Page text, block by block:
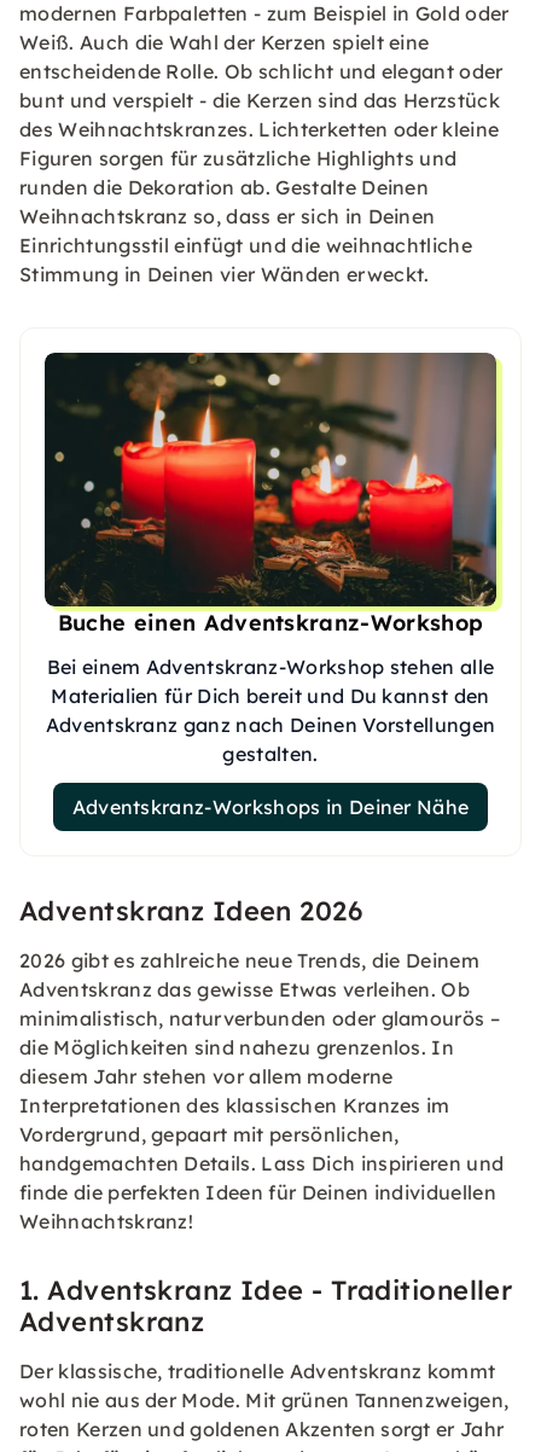
modernen Farbpaletten - zum Beispiel in Gold oder
Weiß. Auch die Wahl der Kerzen spielt eine
entscheidende Rolle. Ob schlicht und elegant oder
bunt und verspielt - die Kerzen sind das Herzstück
des Weihnachtskranzes. Lichterketten oder kleine
Figuren sorgen für zusätzliche Highlights und
runden die Dekoration ab. Gestalte Deinen
Weihnachtskranz so, dass er sich in Deinen
Einrichtungsstil einfügt und die weihnachtliche
Stimmung in Deinen vier Wänden erweckt.
Buche einen Adventskranz-Workshop
Bei einem Adventskranz-Workshop stehen alle
Materialien für Dich bereit und Du kannst den
Adventskranz ganz nach Deinen Vorstellungen
gestalten.
Adventskranz-Workshops in Deiner Nähe
Adventskranz Ideen 2026
2026 gibt es zahlreiche neue Trends, die Deinem
Adventskranz das gewisse Etwas verleihen. Ob
minimalistisch, naturverbunden oder glamourös –
die Möglichkeiten sind nahezu grenzenlos. In
diesem Jahr stehen vor allem moderne
Interpretationen des klassischen Kranzes im
Vordergrund, gepaart mit persönlichen,
handgemachten Details. Lass Dich inspirieren und
finde die perfekten Ideen für Deinen individuellen
Weihnachtskranz!
1. Adventskranz Idee - Traditioneller
Adventskranz
Der klassische, traditionelle Adventskranz kommt
wohl nie aus der Mode. Mit grünen Tannenzweigen,
roten Kerzen und goldenen Akzenten sorgt er Jahr